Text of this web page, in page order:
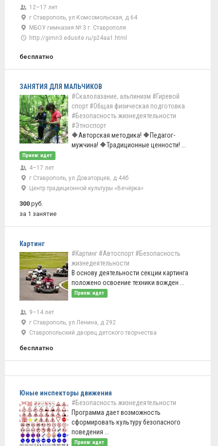
12–17 лет
г Ставрополь, ул Комсомольская, д 64
МБОУ гимназия № 3 г. Ставрополя
http://gimn3.edusite.ru/p24aa1.html
бесплатно
ЗАНЯТИЯ ДЛЯ МАЛЬЧИКОВ
#Скалолазание, альпинизм #Гиревой
спорт #Общая физическая подготовка
#Безопасность жизнедеятельности
#Этноспорт
🔶Авторская методика! 🔶Педагог-
мужчина! 🔶Традиционные ценности! ...
Прием: идет
4–17 лет
г Ставрополь, ул Доваторцев, д 44б
Центр традиционной культуры «Вечёрка»
300 руб.
за 1 занятие
Картинг
#Картинг #Автоспорт #Безопасность
жизнедеятельности
В основу деятельности секции картинга
положено освоение техники вожден ...
Прием: идет
9–14 лет
г Ставрополь, ул Ленина, д 292
Ставропольский дворец детского творчества
бесплатно
Юные инспекторы движения
#Безопасность жизнедеятельности
Программа дает возможность
сформировать культуру безопасного
поведения ...
Прием: идет